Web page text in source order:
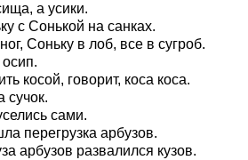
а усики.
с Сонькой на санках.
Соньку в лоб, все в сугроб.
косой, говорит, коса коса.
сучок.
сами.
перегрузка арбузов.
арбузов развалился кузов.